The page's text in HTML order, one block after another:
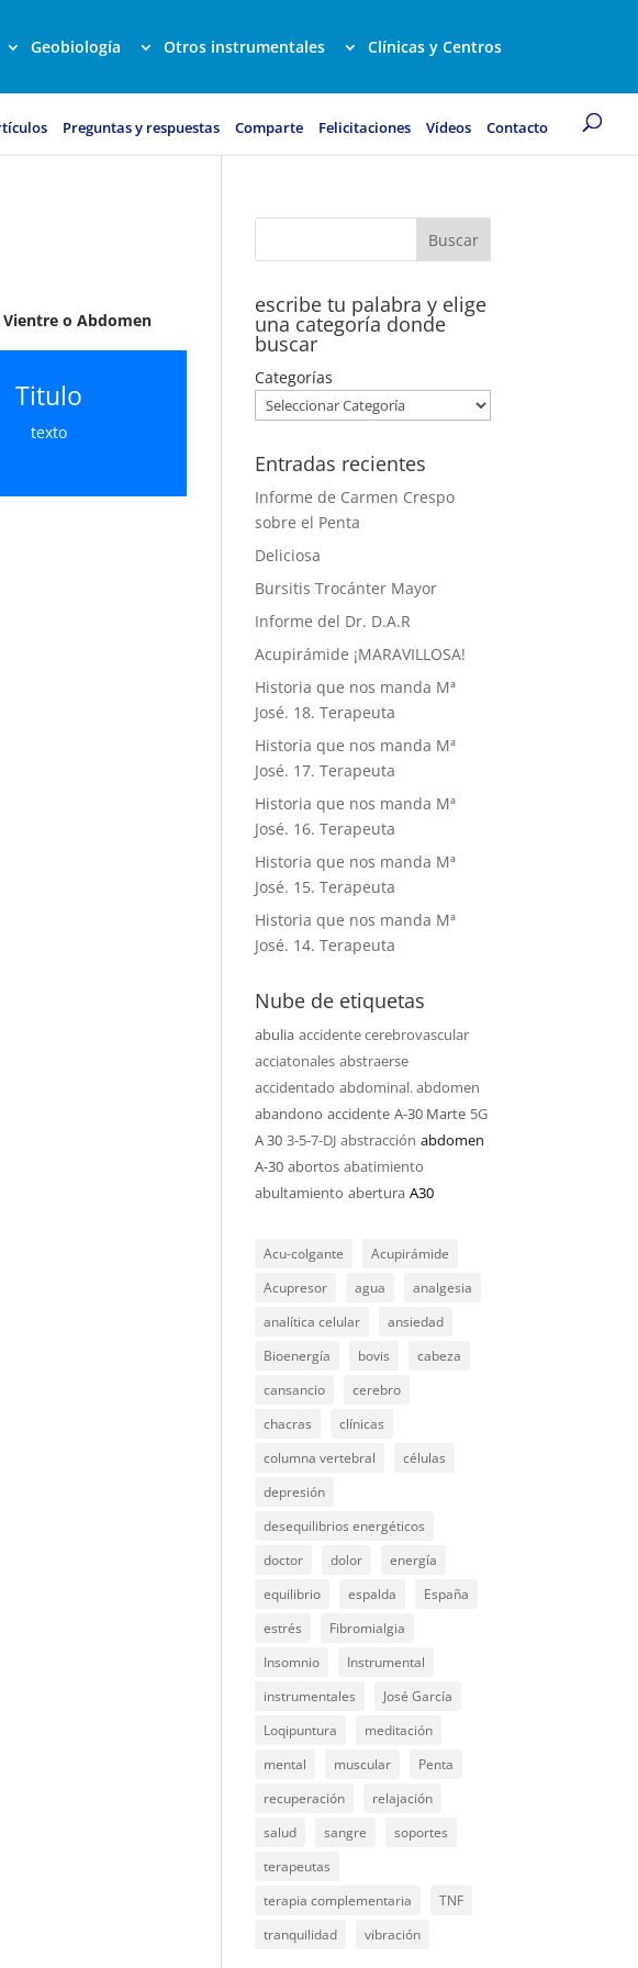
Geobiología Otros instrumentales
Clínicas y Centros
Preguntas y respuestas Comparte Felicitaciones Vídeos Contacto
Vientre o Abdomen
Titulo
texto
escribe tu palabra y elige
una categoría donde
buscar
Categorías
Entradas recientes
Informe de Carmen Crespo
sobre el Penta
Deliciosa
Bursitis Trocánter Mayor
Informe del Dr. D.A.R
Acupirámide ¡MARAVILLOSA!
Historia que nos manda Mª
José. 18. Terapeuta
Historia que nos manda Mª
José. 17. Terapeuta
Historia que nos manda Mª
José. 16. Terapeuta
Historia que nos manda Mª
José. 15. Terapeuta
Historia que nos manda Mª
José. 14. Terapeuta
Nube de etiquetas
abulia accidente cerebrovascular
acciatonales abstraerse
accidentado abdominal. abdomen
abandono accidente A-30 Marte 5G
A 30 3-5-7-DJ abstracción abdomen
A-30 abortos abatimiento
abultamiento abertura A30
Acu-colgante
Acupirámide
Acupresor
agua
analgesia
analítica celular
ansiedad
Bioenergía
bovis
cabeza
cansancio
cerebro
chacras
clínicas
columna vertebral
células
depresión
desequilibrios energéticos
doctor
dolor
energía
equilibrio
espalda
España
estrés
Fibromialgia
Insomnio
Instrumental
instrumentales
José García
Loqipuntura
meditación
mental
muscular
Penta
recuperación
relajación
salud
sangre
soportes
terapeutas
terapia complementaria
TNF
tranquilidad
vibración